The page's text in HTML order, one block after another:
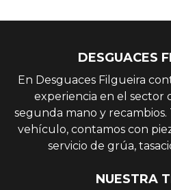
DESGUACES
En Desguaces Filgueira
experiencia en el sector
segunda mano y recambios.
vehículo, contamos con
servicio de grúa,
NUESTRA